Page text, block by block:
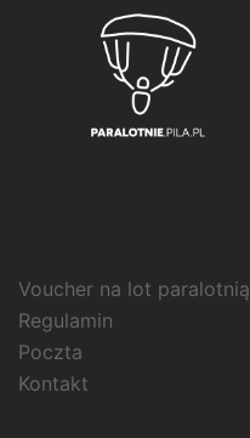
Voucher na lot paralotnią
Regulamin
Poczta
Kontakt